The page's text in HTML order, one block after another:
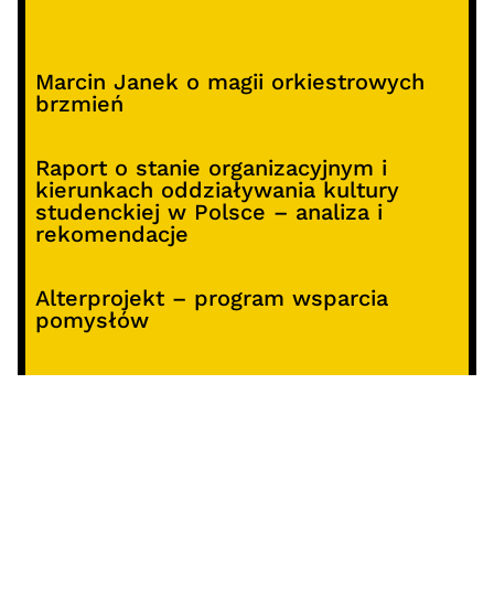
Marcin Janek o magii orkiestrowych
brzmień
Raport o stanie organizacyjnym i
kierunkach oddziaływania kultury
studenckiej w Polsce – analiza i
rekomendacje
Alterprojekt – program wsparcia
pomysłów
Koncert z okazji 30-lecia DKF „Miłość